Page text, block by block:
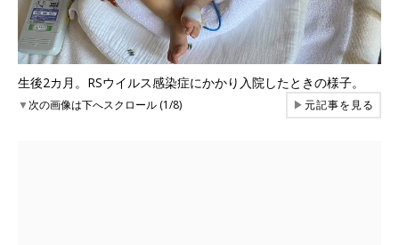
生後2カ月。RSウイルス感染症にかかり入院したときの様子。
▼次の画像は下へスクロール (1/8) ▶元記事を見る